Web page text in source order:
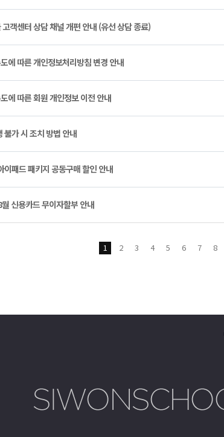
객센터 상담 채널 개편 안내 (유선 상담 종료)
에 따른 개인정보처리방침 변경 안내
에 따른 회원 개인정보 이전 안내
불가 시 조치 방법 안내
패드 패키지 공동구매 할인 안내
신용카드 무이자할부 안내
1 2 3 4 5 6 7 8